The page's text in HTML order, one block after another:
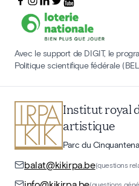
Avec le support de DIGIT, le
Politique scientifique fédérale
Institut royal
artistique
Parc du
balat@kikirpa.be(questions
(questions